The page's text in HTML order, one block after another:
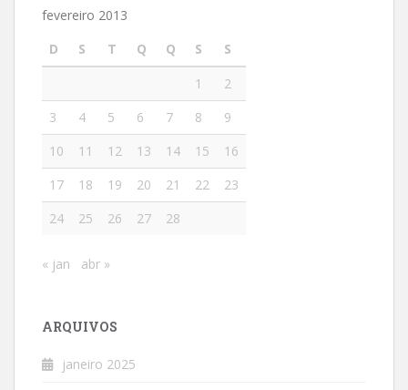
fevereiro 2013
D
S T Q Q S
S
1
2
3
4 5 6 7 8
9
10
11 12 13 14 15
16
17
18 19 20 21 22
23
24
25 26 27 28
« jan abr »
ARQUIVOS
janeiro 2025